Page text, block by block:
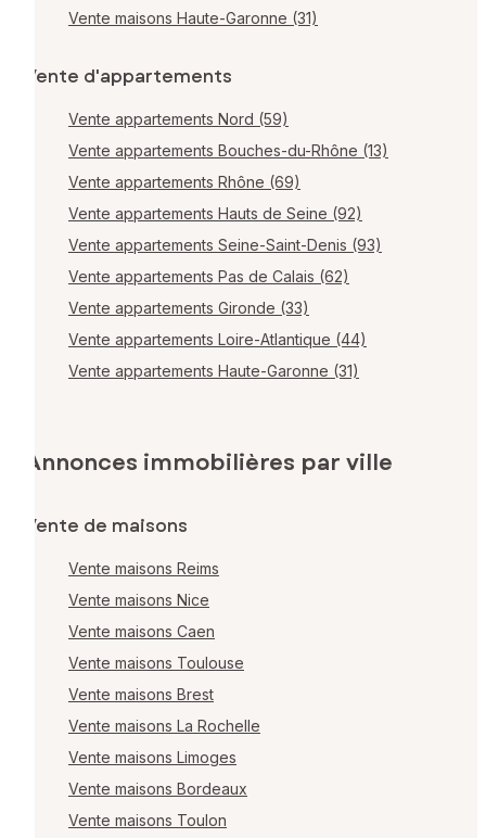
Vente maisons Haute-Garonne (31)
Vente d'appartements
Vente appartements Nord (59)
Vente appartements Bouches-du-Rhône (13)
Vente appartements Rhône (69)
Vente appartements Hauts de Seine (92)
Vente appartements Seine-Saint-Denis (93)
Vente appartements Pas de Calais (62)
Vente appartements Gironde (33)
Vente appartements Loire-Atlantique (44)
Vente appartements Haute-Garonne (31)
Annonces immobilières par ville
Vente de maisons
Vente maisons Reims
Vente maisons Nice
Vente maisons Caen
Vente maisons Toulouse
Vente maisons Brest
Vente maisons La Rochelle
Vente maisons Limoges
Vente maisons Bordeaux
Vente maisons Toulon